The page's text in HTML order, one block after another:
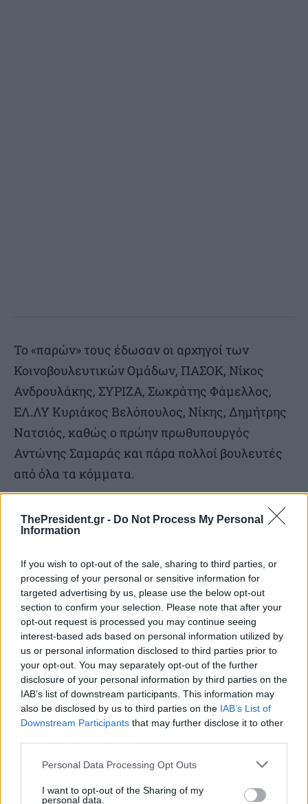
ThePresident.gr - Do Not Process My Personal
Information
If you wish to opt-out of the sale, sharing to third parties, or
processing of your personal or sensitive information for
targeted advertising by us, please use the below opt-out
section to confirm your selection. Please note that after your
opt-out request is processed you may continue seeing
interest-based ads based on personal information utilized by
us or personal information disclosed to third parties prior to
your opt-out. You may separately opt-out of the further
disclosure of your personal information by third parties on the
IAB’s list of downstream participants. This information may
also be disclosed by us to third parties on the IAB’s List of
Downstream Participants that may further disclose it to other
Personal Data Processing Opt Outs
I want to opt-out of the Sharing of my
personal data.
Το «παρών» τους έδωσαν οι αρχηγοί των
Κοινοβουλευτικών Ομάδων, ΠΑΣΟΚ, Νίκος
Ανδρουλάκης, ΣΥΡΙΖΑ, Σωκράτης Φάμελλος,
ΕΛ.ΛΥ Κυριάκος Βελόπουλος, Νίκης, Δημήτρης
Νατσιός, καθώς ο πρώην πρωθυπουργός
Αντώνης Σαμαράς και πάρα πολλοί βουλευτές
από όλα τα κόμματα.
Στα έδρανα των επισήμων κάθισαν κατά σειρά
ο αρχιεπίσκοπος Ιερώνυμος, η πρώην Πρόεδρος
οι πρώην πρόεδροι της Βουλής, Βαγγέλης
Μεϊμαράκης και Βύρων Πολύδωρας και ο
πρώην πρωθυπουργός, Λουκάς Παπαδήμος.
TAGS Νικήτας Κακλαμάνης
Νίκος Χριστοδουλίδης
SOURCE
ΑΠΕ-ΜΠΕ